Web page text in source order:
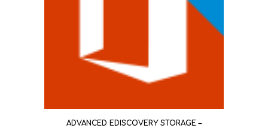
ADVANCED EDISCOVERY STORAGE –